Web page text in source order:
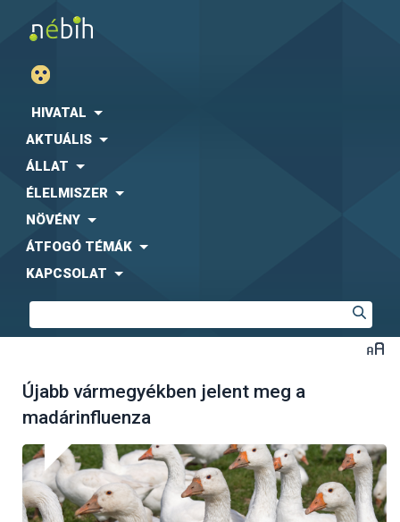
HIVATAL
AKTUÁLIS
ÁLLAT
ÉLELMISZER
NÖVÉNY
ÁTFOGÓ TÉMÁK
KAPCSOLAT
Újabb vármegyékben jelent meg a
madárinfluenza